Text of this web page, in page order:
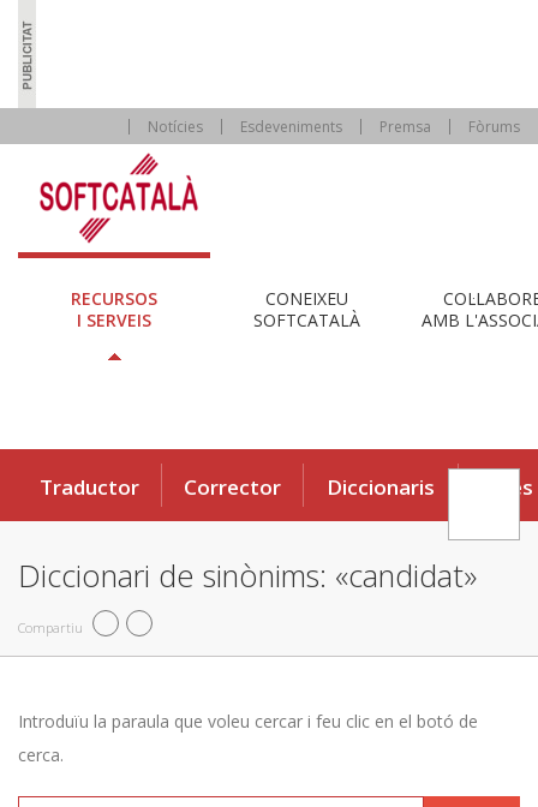
Notícies Esdeveniments Premsa Fòrums
RECURSOS
I SERVEIS
CONEIXEU
SOFTCATALÀ
AMB
Traductor Corrector Diccionaris Eines
Diccionari de sinònims: «candidat»
Compartiu
Introduïu la paraula que voleu cercar i feu clic en el botó de
cerca.